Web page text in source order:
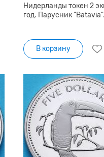
Нидерланды токен 2
год. Парусник "Batavia".
В корзину